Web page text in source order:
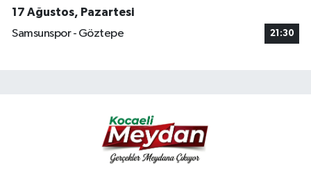
17 Ağustos, Pazartesi
Samsunspor - Göztepe
21:30